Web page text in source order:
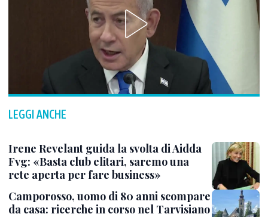
LEGGI ANCHE
Irene Revelant guida la svolta di Aidda
Fvg: «Basta club elitari, saremo una
rete aperta per fare business»
Camporosso, uomo di 80 anni scompare
da casa: ricerche in corso nel Tarvisiano